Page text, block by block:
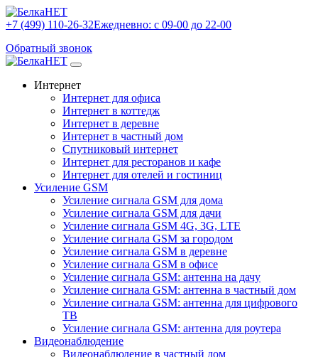
+7 (499) 110-26-32Ежедневно: с 09-00 до 22-00
Обратный звонок
Интернет
Интернет для офиса
Интернет в коттедж
Интернет в деревне
Интернет в частный дом
Спутниковый интернет
Интернет для ресторанов и кафе
Интернет для отелей и гостиниц
Усиление GSM
Усиление сигнала GSM для дома
Усиление сигнала GSM для дачи
Усиление сигнала GSM 4G, 3G, LTE
Усиление сигнала GSM за городом
Усиление сигнала GSM в деревне
Усиление сигнала GSM в офисе
Усиление сигнала GSM: антенна на дачу
Усиление сигнала GSM: антенна в частный дом
Усиление сигнала GSM: антенна для цифрового
ТВ
Усиление сигнала GSM: антенна для роутера
Видеонаблюдение
Видеонаблюдение в частный дом